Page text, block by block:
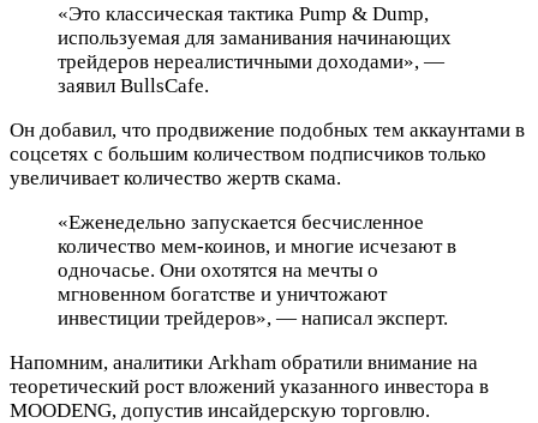
«Это классическая тактика Pump & Dump,
используемая для заманивания начинающих
трейдеров нереалистичными доходами», —
заявил BullsCafe.
Он добавил, что продвижение подобных тем аккаунтами в
соцсетях с большим количеством подписчиков только
увеличивает количество жертв скама.
«Еженедельно запускается бесчисленное
количество мем-коинов, и многие исчезают в
одночасье. Они охотятся на мечты о
мгновенном богатстве и уничтожают
инвестиции трейдеров», — написал эксперт.
Напомним, аналитики Arkham обратили внимание на
теоретический рост вложений указанного инвестора в
MOODENG, допустив инсайдерскую торговлю.